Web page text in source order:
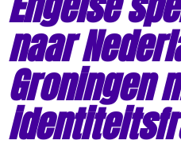
naar
Groningen